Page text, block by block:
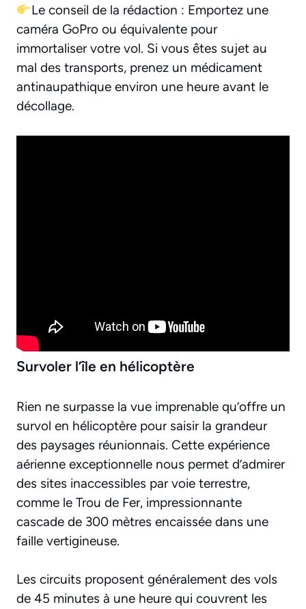
Le conseil de la rédaction : Emportez une
caméra GoPro ou équivalente pour
immortaliser votre vol. Si vous êtes sujet au
mal des transports, prenez un médicament
antinaupathique environ une heure avant le
décollage.
Survoler l’île en hélicoptère
Rien ne surpasse la vue imprenable qu’offre un
survol en hélicoptère pour saisir la grandeur
des paysages réunionnais. Cette expérience
aérienne exceptionnelle nous permet d’admirer
des sites inaccessibles par voie terrestre,
comme le Trou de Fer, impressionnante
cascade de 300 mètres encaissée dans une
faille vertigineuse.
Les circuits proposent généralement des vols
de 45 minutes à une heure qui couvrent les